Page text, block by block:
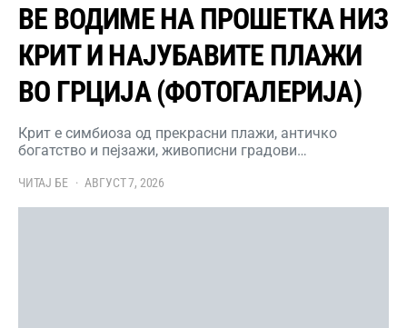
ВЕ ВОДИМЕ НА ПРОШЕТКА НИЗ
КРИТ И НАЈУБАВИТЕ ПЛАЖИ
ВО ГРЦИЈА (ФОТОГАЛЕРИЈА)
Крит е симбиоза од прекрасни плажи, античко
богатство и пејзажи, живописни градови…
ЧИТАЈ БЕ АВГУСТ 7, 2026